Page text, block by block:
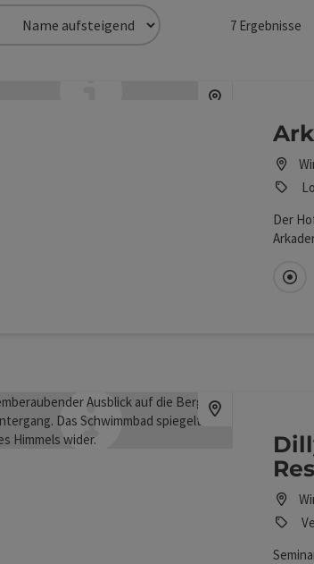
Filter zur Verfügung mit denen die
7Ergebnisse
merken
Der
merken: Dilly – Das Nationalpark Resort